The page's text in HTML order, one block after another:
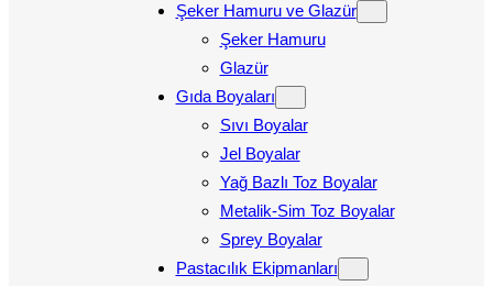
Şeker Hamuru ve Glazür
Şeker Hamuru
Glazür
Gıda Boyaları
Sıvı Boyalar
Jel Boyalar
Yağ Bazlı Toz Boyalar
Metalik-Sim Toz Boyalar
Sprey Boyalar
Pastacılık Ekipmanları